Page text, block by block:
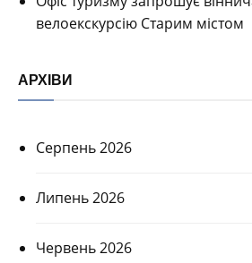
велоекскурсію Старим містом
АРХІВИ
Серпень 2026
Липень 2026
Червень 2026